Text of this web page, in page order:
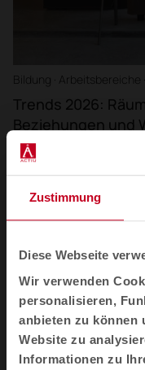
Zustimmung
Diese Webseite
Wir verwenden
personalisieren,
anbieten zu können
Website zu
Informationen zu
Bildung · Arbeitsbereiche
Trends 2026:
Beziehungen und
In diesem Artikel
Raumgestaltungs-